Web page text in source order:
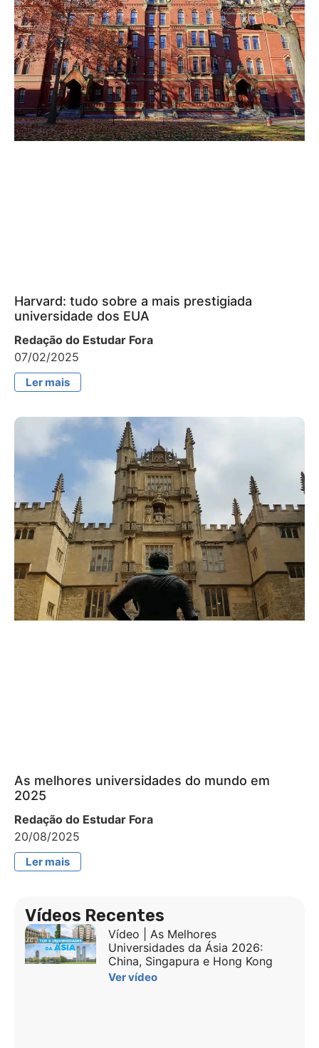
Harvard: tudo sobre a mais prestigiada
universidade dos EUA
Redação do Estudar Fora
07/02/2025
Ler mais
As melhores universidades do mundo em
2025
Redação do Estudar Fora
20/08/2025
Ler mais
Vídeos Recentes
Vídeo | As Melhores
Universidades da Ásia 2026:
China, Singapura e Hong Kong
Ver vídeo